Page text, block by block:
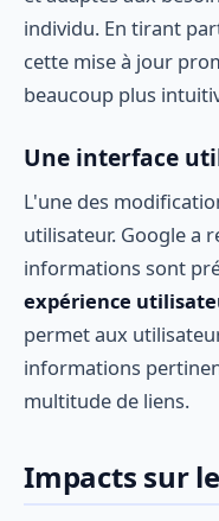
individu. En tirant
cette mise à jour
beaucoup plus
Une interface
L'une des
utilisateur. Google a
informations sont
expérience
permet aux
informations
multitude de liens.
Impacts sur